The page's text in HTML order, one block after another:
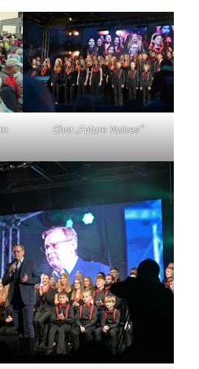
Chor „Future Voices“